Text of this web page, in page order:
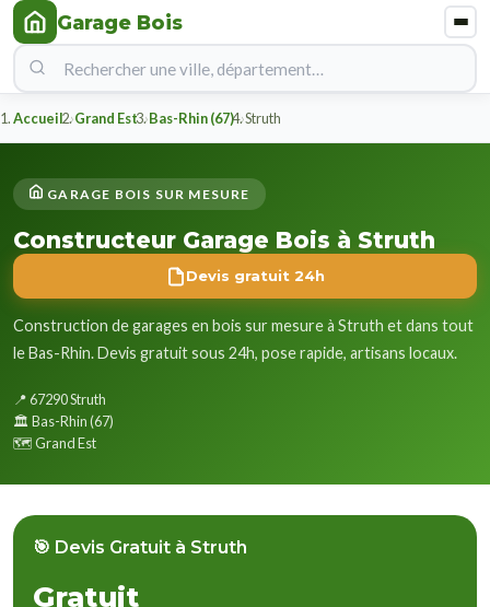
Garage Bois
Accueil Grand Est Bas-Rhin (67) Struth
GARAGE BOIS SUR MESURE
Constructeur Garage Bois à Struth
Devis gratuit 24h
Construction de garages en bois sur mesure à Struth et dans tout
le Bas-Rhin. Devis gratuit sous 24h, pose rapide, artisans locaux.
📍 67290 Struth
🏛️ Bas-Rhin (67)
🗺️ Grand Est
🎯 Devis Gratuit à Struth
Gratuit